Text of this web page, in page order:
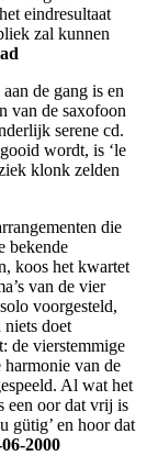
eindresultaat
zal kunnen
de gang is en
van de saxofoon
serene cd.
wordt, is ‘le
klonk zelden
die
bekende
koos het kwartet
van de vier
voorgesteld,
niets doet
de vierstemmige
harmonie van de
Al wat het
een oor dat vrij is
gütig’ en hoor dat
2000